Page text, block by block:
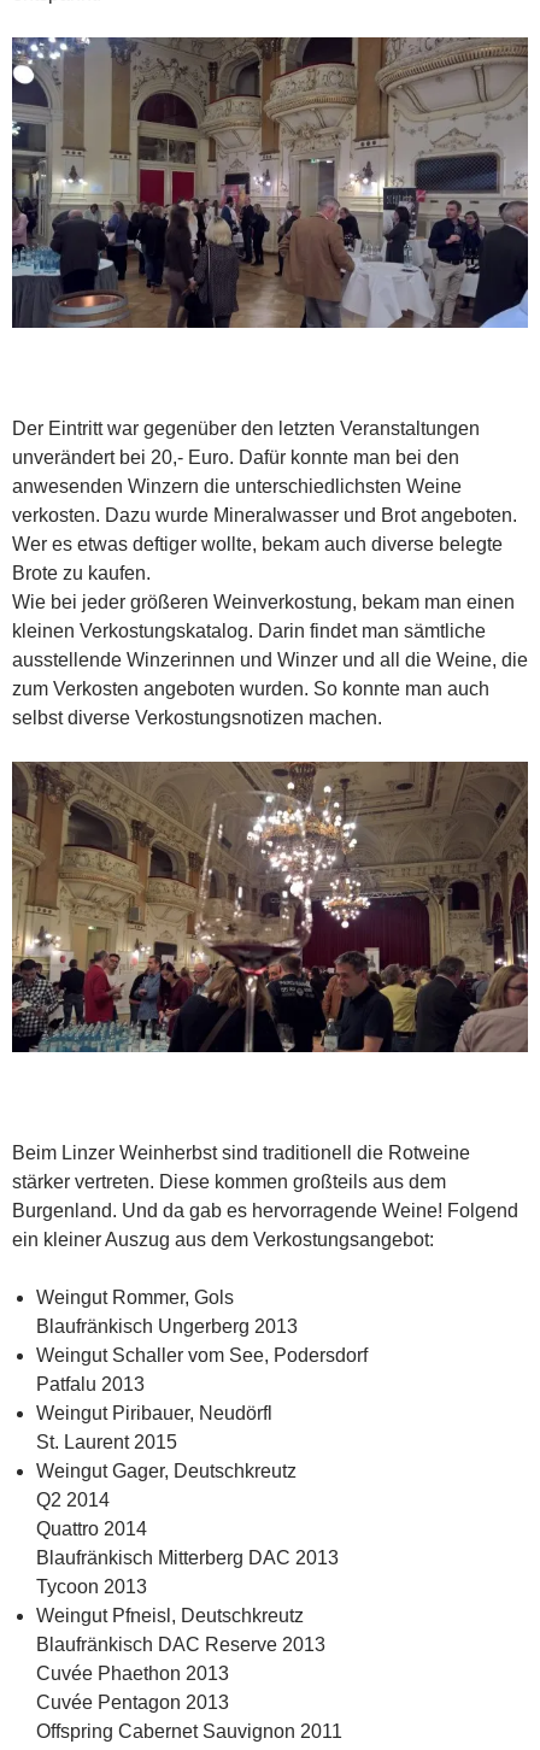
Der Eintritt war gegenüber den letzten Veranstaltungen
unverändert bei 20,- Euro. Dafür konnte man bei den
anwesenden Winzern die unterschiedlichsten Weine
verkosten. Dazu wurde Mineralwasser und Brot angeboten.
Wer es etwas deftiger wollte, bekam auch diverse belegte
Brote zu kaufen.
Wie bei jeder größeren Weinverkostung, bekam man einen
kleinen Verkostungskatalog. Darin findet man sämtliche
ausstellende Winzerinnen und Winzer und all die Weine, die
zum Verkosten angeboten wurden. So konnte man auch
selbst diverse Verkostungsnotizen machen.
Beim Linzer Weinherbst sind traditionell die Rotweine
stärker vertreten. Diese kommen großteils aus dem
Burgenland. Und da gab es hervorragende Weine! Folgend
ein kleiner Auszug aus dem Verkostungsangebot:
Weingut Rommer, Gols
Blaufränkisch Ungerberg 2013
Weingut Schaller vom See, Podersdorf
Patfalu 2013
Weingut Piribauer, Neudörfl
St. Laurent 2015
Weingut Gager, Deutschkreutz
Q2 2014
Quattro 2014
Blaufränkisch Mitterberg DAC 2013
Tycoon 2013
Weingut Pfneisl, Deutschkreutz
Blaufränkisch DAC Reserve 2013
Cuvée Phaethon 2013
Cuvée Pentagon 2013
Offspring Cabernet Sauvignon 2011